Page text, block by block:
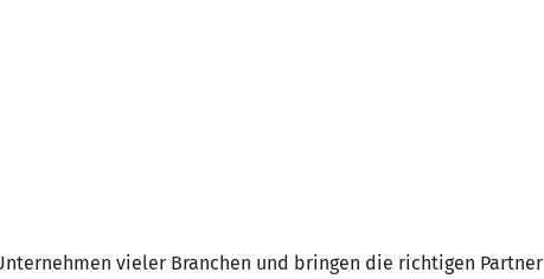
vieler Branchen und bringen die richtigen Partner